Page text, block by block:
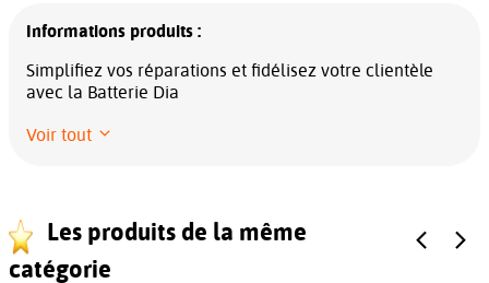
Informations produits :
Simplifiez vos réparations et fidélisez votre clientèle
avec la Batterie Dia
Voir tout
Les produits de la même
catégorie